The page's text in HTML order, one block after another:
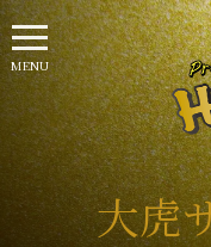
大虎
MENU